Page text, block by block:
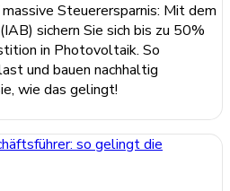
Steuerersparnis: Mit dem
sichern Sie sich bis zu 50%
in Photovoltaik. So
und bauen nachhaltig
wie das gelingt!